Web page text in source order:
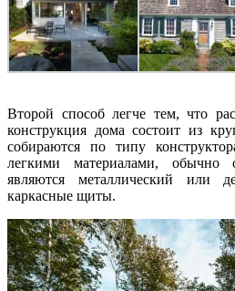
Второй способ легче тем, что
конструкция дома состоит из
собираются по типу
легкими материалами, обычно
являются металлический или
каркасные щиты.